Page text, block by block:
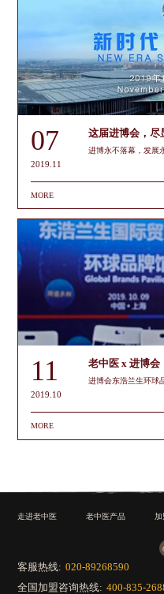
07
2019.11
这届进博会，尽
进博永不落幕，发展
MORE
11
2019.10
老中医 x 进博会
进博会东浩兰生环球
MORE
走进老中医 老中医产品 加
客服热线: 020-89268590
全国加盟咨询热线: 400-835-